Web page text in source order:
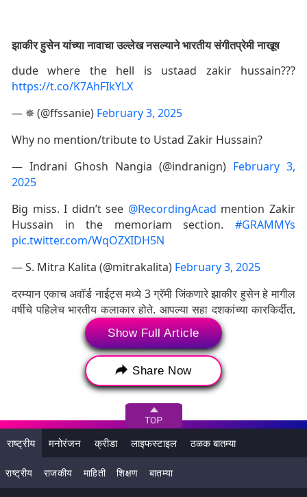
झाकीर हुसेन यांच्या नावाचा उल्लेख नसल्याने भारतीय संगीतप्रेमी नाखूष
dude where the hell is ustaad zakir hussain???
https://t.co/K7AhFIkYLX
— ✵ (@ffssanie) February 3, 2025
Why no mention/tribute to Ustad Zakir Hussain?
— Indrani Ghosh Nangia (@indranign) February 3,
2025
Big miss. I didn’t see @RecordingAcad mention Zakir
Hussain in the memoriam section. #GRAMMYs
pic.twitter.com/WqOZXIDH5N
— S. Mitra Kalita (@mitrakalita) February 3, 2025
दरम्यान एकाच अवॉर्ड नाईट्स मध्ये 3 ग्रॅमी जिंकणारे झाकीर हुसेन हे मागील
वर्षीचे पहिलेच भारतीय कलाकार होते. आपल्या सहा दशकांच्या कारकिर्दीत,
झाकीर हुसेन यांनी अनेक नामांकित आंतरराष्ट्रीय आणि भारतीय
कलाकारांसोबत काम केले, परंतु इंग्रजी गिटारवादक John
McLaughlin, व्हायोलिन वादक एल शंकर आणि percussionist TH
'Vikku' Vinayakram यांच्यासोबतच एकत्र येऊन भारतीय शास्त्रीय
संगीत आणि पाश्चात्य जॅझ संगीत एकत्र आणले होते.
Show Full Article
Share Now
राष्ट्रीय मनोरंजन क्रीडा लाइफस्टाइल ठळक बातम्या
राष्ट्रीय राजकीय माहिती शिक्षण बातम्या